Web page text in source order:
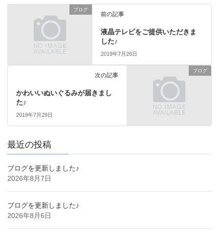
ブログ
前の記事
液晶テレビをご提供いただきま
した♪
2019年7月26日
ブログ
次の記事
かわいいぬいぐるみが届きまし
た♪
2019年7月29日
最近の投稿
ブログを更新しました♪
2026年8月7日
ブログを更新しました♪
2026年8月6日